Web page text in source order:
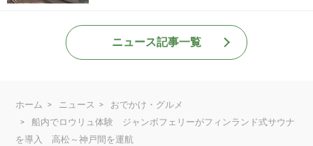
ニュース記事一覧
ホーム ニュース
おでかけ・グルメ
船内でロウリュ体験 ジャンボフェリーがフィンランド式サウナ
を導入 高松～神戸間を運航